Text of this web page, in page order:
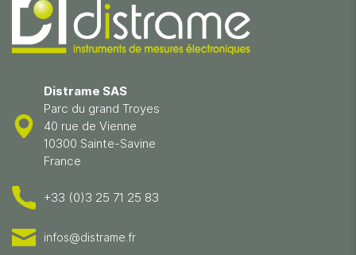
Distrame SAS
Parc du grand Troyes
40 rue de Vienne
10300 Sainte-Savine
France
+33 (0)3 25 71 25 83
infos@distrame.fr